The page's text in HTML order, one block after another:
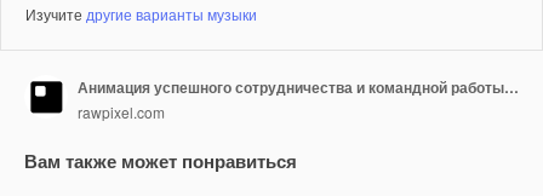
Изучите другие варианты музыки
Анимация успешного сотрудничества и командной работы, прозрачное видео 4K, зеленый фон
rawpixel.com
Вам также может понравиться